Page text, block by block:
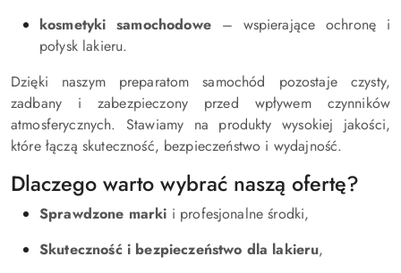
kosmetyki samochodowe– wspierające ochronę i
połysk lakieru.
Dzięki naszym preparatom samochód pozostaje czysty,
zadbany i zabezpieczony przed wpływem czynników
atmosferycznych. Stawiamy na produkty wysokiej jakości,
które łączą skuteczność, bezpieczeństwo i wydajność.
Dlaczego warto wybrać naszą ofertę?
Sprawdzone marki i profesjonalne środki,
Skuteczność i bezpieczeństwo dla lakieru,